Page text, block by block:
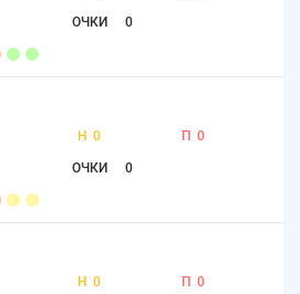
ОЧКИ 0
Н 0 П 0
ОЧКИ 0
Н 0 П 0